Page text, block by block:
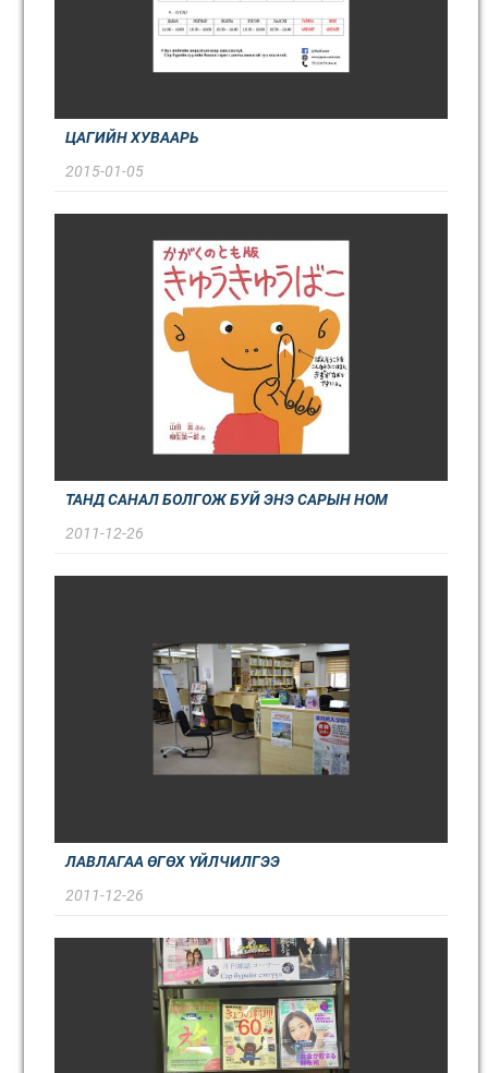
ЦАГИЙН ХУВААРЬ
2015-01-05
ТАНД САНАЛ БОЛГОЖ БУЙ ЭНЭ САРЫН НОМ
2011-12-26
ЛАВЛАГАА ӨГӨХ ҮЙЛЧИЛГЭЭ
2011-12-26